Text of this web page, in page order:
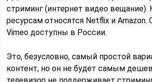
стриминг (интернет видео вещание).
ресурсам относятся Netflix и
Vimeo доступны в России.
Это, безусловно, самый простой
контент, но он не будет самым